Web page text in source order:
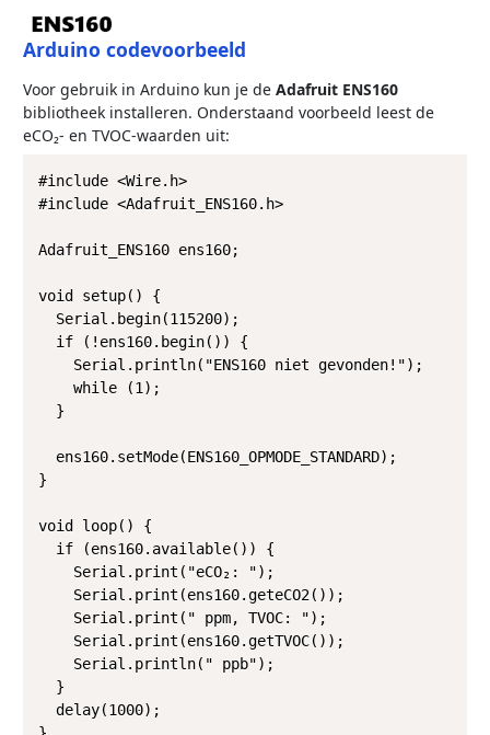
Arduino codevoorbeeld
Voor gebruik in Arduino kun je de Adafruit ENS160
bibliotheek installeren. Onderstaand voorbeeld leest de
eCO₂- en TVOC-waarden uit:
#include <Wire.h>
#include <Adafruit_ENS160.h>
Adafruit_ENS160 ens160;
void setup() {
  Serial.begin(115200);
  if (!ens160.begin()) {
    Serial.println("ENS160 niet gevonden!");
    while (1);
  }
  ens160.setMode(ENS160_OPMODE_STANDARD);
}
void loop() {
  if (ens160.available()) {
    Serial.print("eCO₂: ");
    Serial.print(ens160.geteCO2());
    Serial.print(" ppm, TVOC: ");
    Serial.print(ens160.getTVOC());
    Serial.println(" ppb");
  }
  delay(1000);